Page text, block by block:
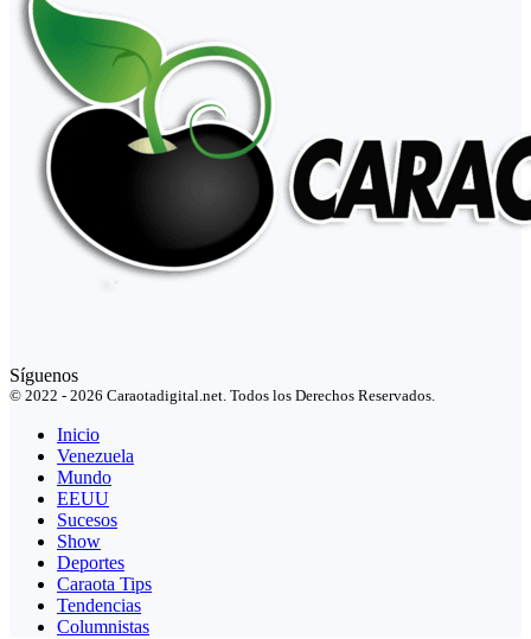
Síguenos
© 2022 - 2026 Caraotadigital.net. Todos los Derechos Reservados.
Inicio
Venezuela
Mundo
EEUU
Sucesos
Show
Deportes
Caraota Tips
Tendencias
Columnistas